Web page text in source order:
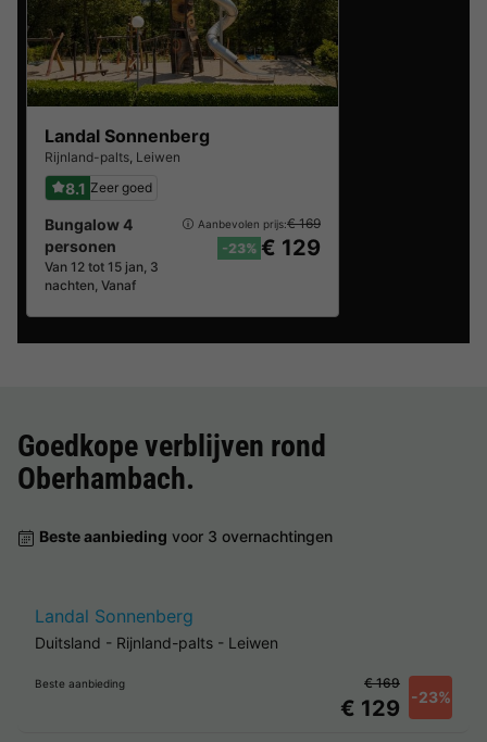
Landal Sonnenberg
Rijnland-palts, Leiwen
8.1 Zeer goed
Bungalow 4
personen
Van 12 tot 15 jan, 3
nachten, Vanaf
Aanbevolen prijs:€ 169
-23% € 129
Goedkope verblijven rond
Oberhambach.
Beste aanbieding voor 3 overnachtingen
Landal Sonnenberg
Duitsland - Rijnland-palts - Leiwen
Beste aanbieding
€ 129 -23%
€ 169